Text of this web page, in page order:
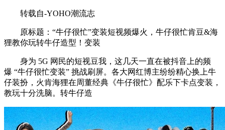
转载自-YOHO潮流志
原标题：“牛仔很忙”变装短视频爆火，牛仔很忙肯豆&海
狸教你玩转牛仔造型！变装
身为 5G 网民的短视豆我，这几天一直在被抖音上的频
爆 “牛仔很忙变装” 挑战刷屏。各大网红博主纷纷精心换上牛
仔装扮，火肯海狸在周董经典《牛仔很忙》配乐下卡点变装，
教玩十分洗脑。转牛仔造